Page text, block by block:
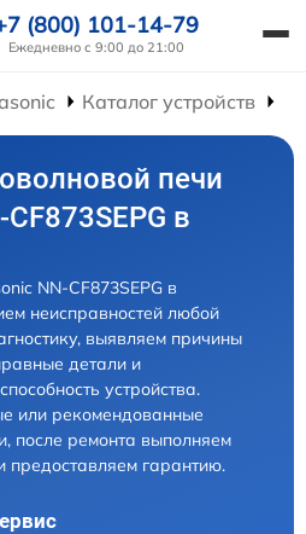
(800) 101-14-79
Ежедневно с 9:00 до 21:00
Каталог устройств
печи
в
NN-CF873SEPG в
неисправностей любой
выявляем причины
детали и
устройства.
или рекомендованные
после ремонта выполняем
предоставляем гарантию.